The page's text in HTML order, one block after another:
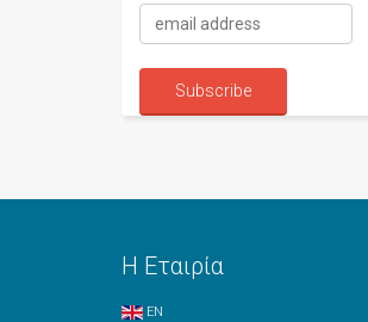
Η Εταιρία
EN